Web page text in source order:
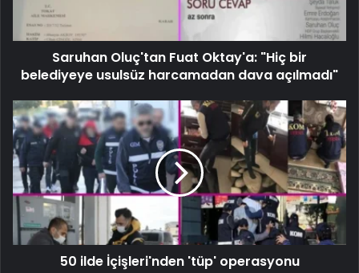
Saruhan Oluç'tan Fuat Oktay'a: "Hiç bir
belediyeye usulsüz harcamadan dava açılmadı"
50 ilde İçişleri'nden 'tüp' operasyonu